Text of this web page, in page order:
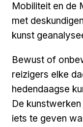
Mobiliteit en de
met
kunst
Bewust of
reizigers elke
hedendaagse
De
iets te geven